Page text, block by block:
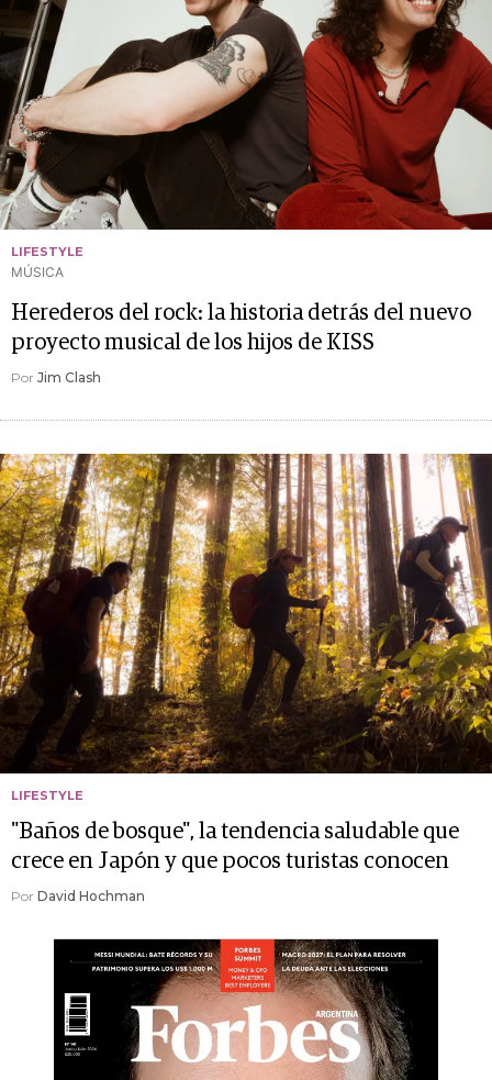
LIFESTYLE
MÚSICA
Herederos del rock: la historia detrás del nuevo
proyecto musical de los hijos de KISS
Por Jim Clash
LIFESTYLE
"Baños de bosque", la tendencia saludable que
crece en Japón y que pocos turistas conocen
Por David Hochman